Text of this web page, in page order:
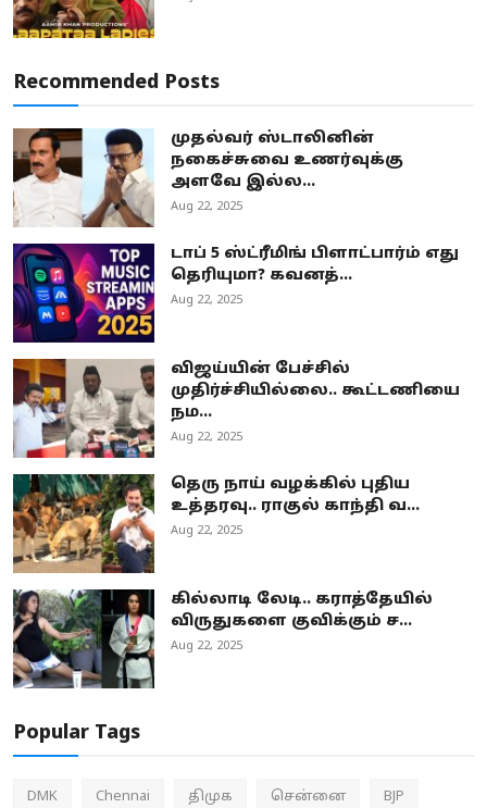
Recommended Posts
முதல்வர் ஸ்டாலினின்
நகைச்சுவை உணர்வுக்கு
அளவே இல்ல...
Aug 22, 2025
டாப் 5 ஸ்ட்ரீமிங் பிளாட்பார்ம் எது
தெரியுமா? கவனத்...
Aug 22, 2025
விஜய்யின் பேச்சில்
முதிர்ச்சியில்லை.. கூட்டணியை
நம...
Aug 22, 2025
தெரு நாய் வழக்கில் புதிய
உத்தரவு.. ராகுல் காந்தி வ...
Aug 22, 2025
கில்லாடி லேடி.. கராத்தேயில்
விருதுகளை குவிக்கும் ச...
Aug 22, 2025
Popular Tags
DMK Chennai திமுக சென்னை BJP